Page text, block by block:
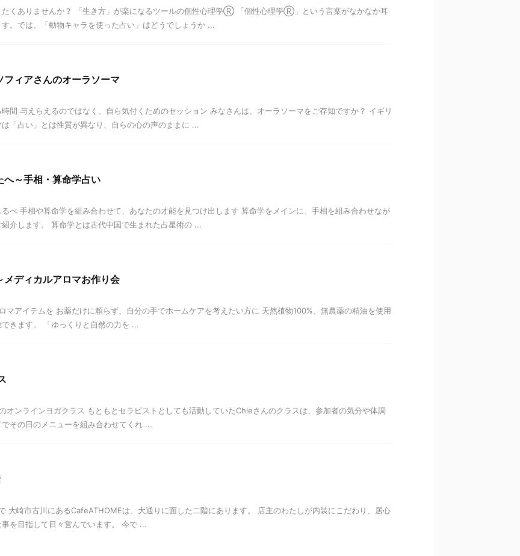
たくありませんか？ 「生き方」が楽になるツールの個性心理學Ⓡ 「個性心理學Ⓡ」という言葉がなかなか耳
。では、「動物キャラを使った占い」はどうでしょうか ...
フィアさんのオーラソーマ
間 与えらえるのではなく、自ら気付くためのセッション みなさんは、オーラソーマをご存知ですか？ イギリ
「占い」とは性質が異なり、自らの心の声のままに ...
へ～手相・算命学占い
べ 手相や算命学を組み合わせて、あなたの才能を見つけ出します 算命学をメインに、手相を組み合わせなが
介します。 算命学とは古代中国で生まれた占星術の ...
メディカルアロマお作り会
マアイテムを お薬だけに頼らず、自分の手でホームケアを考えたい方に 天然植物100%、無農薬の精油を使用
きます。 「ゆっくりと自然の力を ...
オンラインヨガクラス もともとセラピストとしても活動していたChieさんのクラスは、参加者の気分や体調
その日のメニューを組み合わせてくれ ...
大崎市古川にあるCafeATHOMEは、大通りに面した二階にあります。 店主のわたしが内装にこだわり、居心
を目指して日々営んでいます。 今で ...